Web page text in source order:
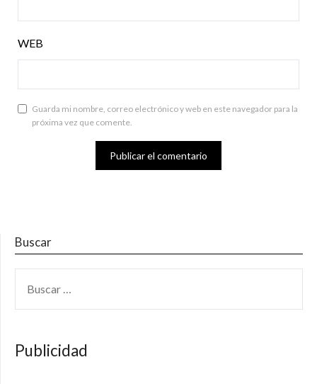
WEB
Guarda mi nombre, correo electrónico y web en este navegador para la
próxima vez que comente.
Buscar
Publicidad